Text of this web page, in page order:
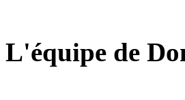
L'équipe de